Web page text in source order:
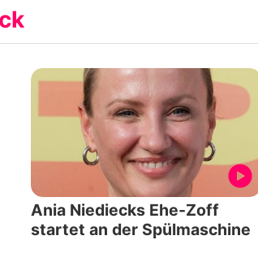
Ania Niediecks Ehe-Zoff
startet an der Spülmaschine